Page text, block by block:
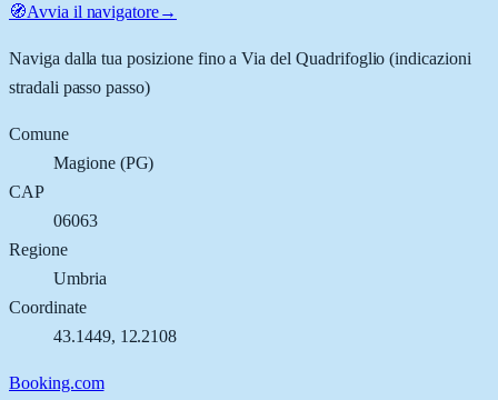
🧭Avvia il navigatore→
Naviga dalla tua posizione fino aVia del Quadrifoglio (indicazioni
stradali passo passo)
Comune
Magione(PG)
CAP
06063
Regione
Umbria
Coordinate
43.1449, 12.2108
Booking.com